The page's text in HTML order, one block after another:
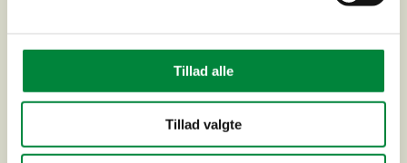
Tillad alle
Tillad valgte